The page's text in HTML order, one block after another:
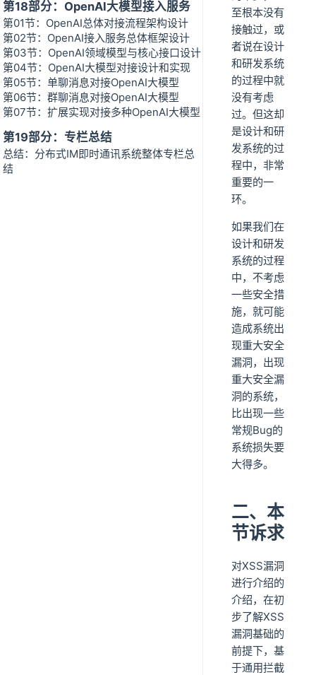
第18部分：OpenAI大模型接入服务
第01节：OpenAI总体对接流程架构设计
第02节：OpenAI接入服务总体框架设计
第03节：OpenAI领域模型与核心接口设计
第04节：OpenAI大模型对接设计和实现
第05节：单聊消息对接OpenAI大模型
第06节：群聊消息对接OpenAI大模型
第07节：扩展实现对接多种OpenAI大模型
第19部分：专栏总结
总结：分布式IM即时通讯系统整体专栏总
结
至根本没有
接触过，或
者说在设计
和研发系统
的过程中就
没有考虑
过。但这却
是设计和研
发系统的过
程中，非常
重要的一
环。
如果我们在
设计和研发
系统的过程
中，不考虑
一些安全措
施，就可能
造成系统出
现重大安全
漏洞，出现
重大安全漏
洞的系统，
比出现一些
常规Bug的
系统损失要
大得多。
二、本
节诉求
对XSS漏洞
进行介绍的
介绍，在初
步了解XSS
漏洞基础的
前提下，基
于通用拦截